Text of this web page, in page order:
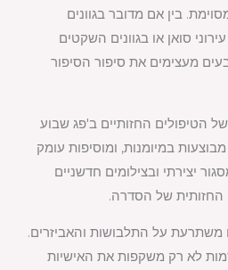
בין אם מדובר בגוונים
סואן או בגוונים השקטים
מעצימים את סיפור הסיפור
הטיפולים החזותיים ב'פג שבוע
מבוצעות במיומנות, ומוסיפות עומק
יצירתי ובצילומים חדשניים
של הסדרה.
על התלבושות והאביזרים.
לא רק משקפות את האישיות